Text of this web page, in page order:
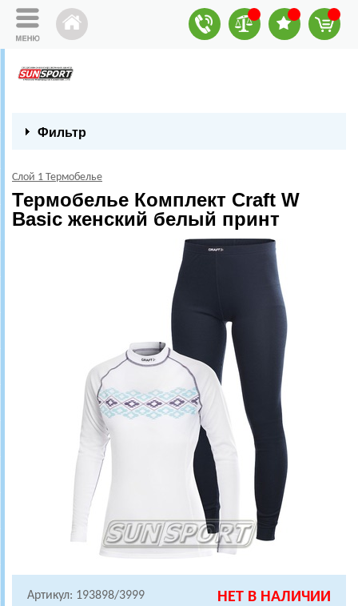
Фильтр
Слой 1 Термобелье
Термобелье Комплект Craft W
Basic женский белый принт
Артикул: 193898/3999 НЕТ В НАЛИЧИИ